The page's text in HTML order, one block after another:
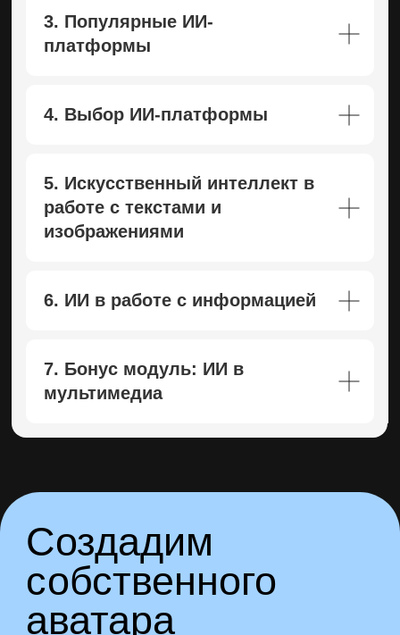
3. Популярные ИИ-
платформы
4. Выбор ИИ-платформы
5. Искусственный интеллект в
работе с текстами и
изображениями
6. ИИ в работе с информацией
7. Бонус модуль: ИИ в
мультимедиа